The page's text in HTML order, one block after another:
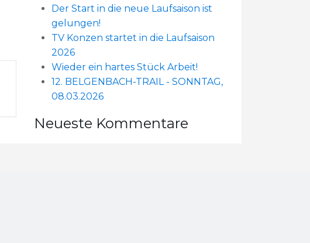
Der Start in die neue Laufsaison ist
gelungen!
TV Konzen startet in die Laufsaison
2026
Wieder ein hartes Stück Arbeit!
12. BELGENBACH-TRAIL - SONNTAG,
08.03.2026
Neueste Kommentare